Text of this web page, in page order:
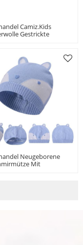
Camiz.kids
Gestrickte
Neugeborene
Mit